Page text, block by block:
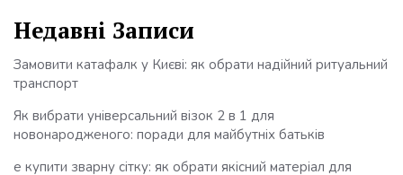
Недавні Записи
Замовити катафалк у Києві: як обрати надійний ритуальний
транспорт
Як вибрати універсальний візок 2 в 1 для
новонародженого: поради для майбутніх батьків
е купити зварну сітку: як обрати якісний матеріал для